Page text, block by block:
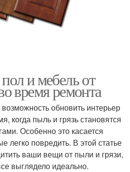
и мебель от
время ремонта
обновить интерьер
когда пыль и грязь становятся
Особенно это касается
легко повредить. В этой статье
ваши вещи от пыли и грязи,
выглядело идеально.